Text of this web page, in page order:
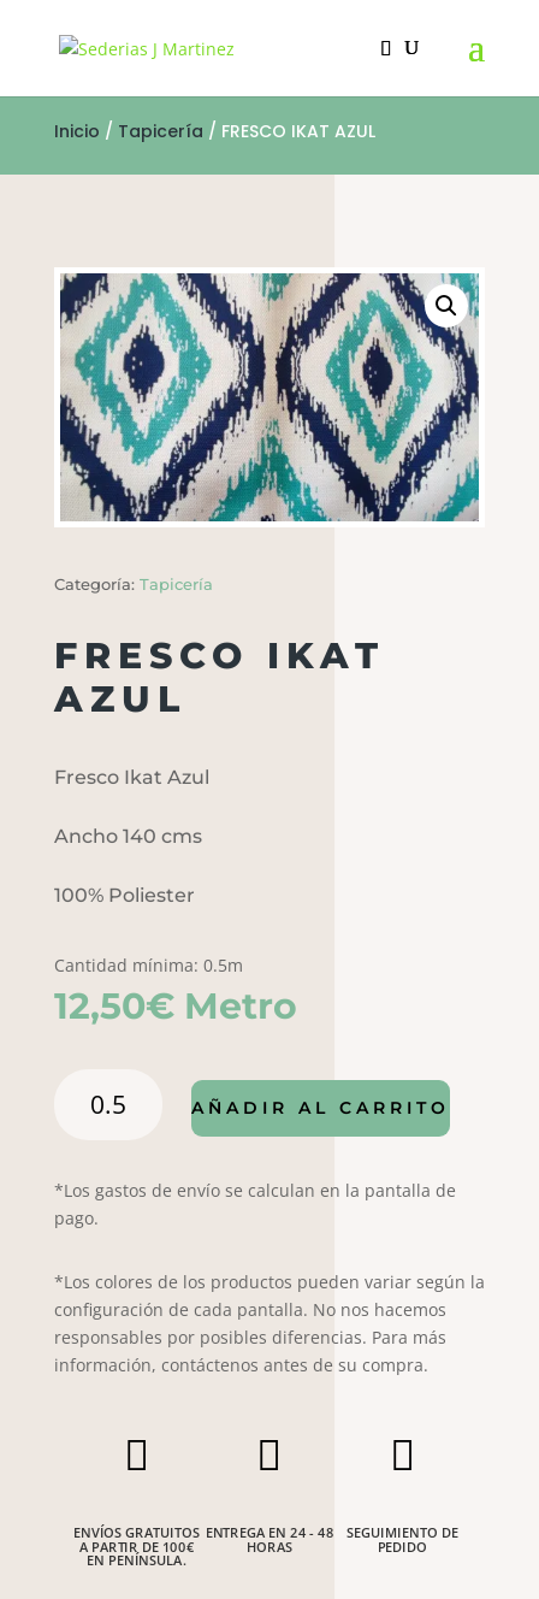
Inicio / Tapicería / FRESCO IKAT AZUL
Categoría: Tapicería
FRESCO IKAT
AZUL
Fresco Ikat Azul
Ancho 140 cms
100% Poliester
Cantidad mínima: 0.5m
12,50€ Metro
IKAT
AÑADIR AL CARRITO
*Los gastos de envío se calculan en la pantalla de
pago.
*Los colores de los productos pueden variar según la
configuración de cada pantalla. No nos hacemos
responsables por posibles diferencias. Para más
información, contáctenos antes de su compra.

ENVÍOS GRATUITOS
A PARTIR DE 100€
EN PENÍNSULA.

ENTREGA EN 24 - 48
HORAS

SEGUIMIENTO DE
PEDIDO